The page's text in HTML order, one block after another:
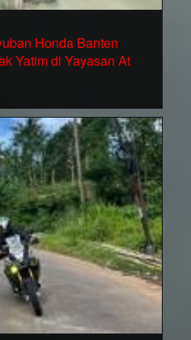
Honda Banten
Yatim di Yayasan At